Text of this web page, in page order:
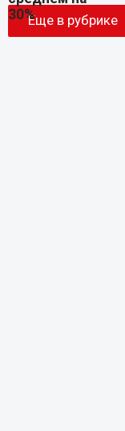
Еще в рубрике